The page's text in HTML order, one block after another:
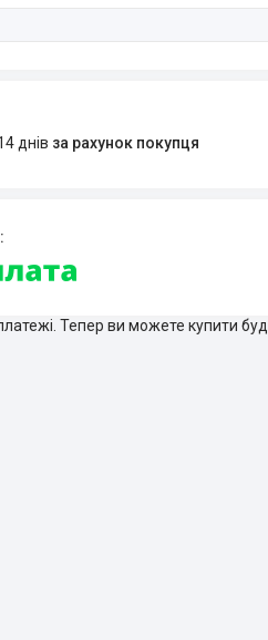
днів за рахунок покупця
Тепер ви можете купити